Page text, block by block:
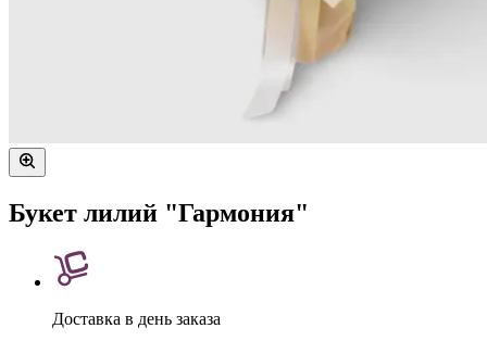
Букет лилий "Гармония"
Доставка в день заказа